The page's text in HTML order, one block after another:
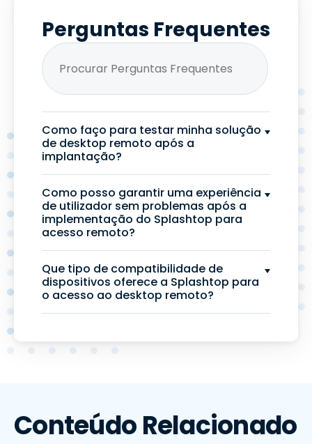
Perguntas Frequentes
Como faço para testar minha solução
de desktop remoto após a
implantação?
Como posso garantir uma experiência
de utilizador sem problemas após a
implementação do Splashtop para
acesso remoto?
Que tipo de compatibilidade de
dispositivos oferece a Splashtop para
o acesso ao desktop remoto?
Conteúdo Relacionado